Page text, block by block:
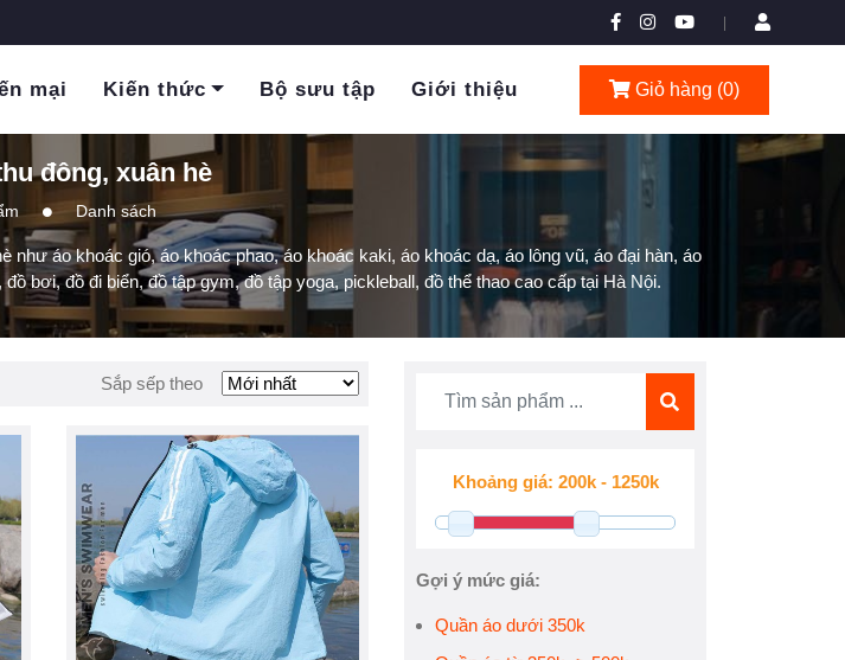
mại Kiến thức Bộ sưu tập Giới thiệu Giỏ hàng (0)
đông, xuân hè
Danh sách
áo khoác gió, áo khoác phao, áo khoác kaki, áo khoác dạ, áo lông vũ, áo đại hàn, áo
bơi, đồ đi biển, đồ tập gym, đồ tập yoga, pickleball, đồ thể thao cao cấp tại Hà Nội.
Sắp sếp theo
Gợi ý mức giá:
Quần áo dưới 350k